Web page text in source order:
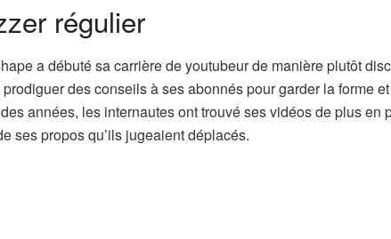
régulier
a débuté sa carrière de youtubeur de manière plutôt
des conseils à ses abonnés pour garder la forme et
années, les internautes ont trouvé ses vidéos de plus en
ses propos qu’ils jugeaient déplacés.